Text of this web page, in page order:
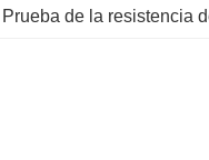
Prueba de la resistencia